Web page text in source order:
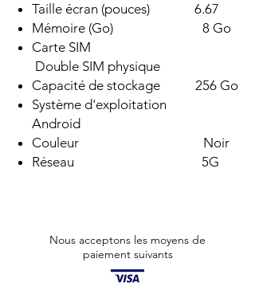
Taille écran (pouces) 6.67
Mémoire (Go) 8 Go
Carte SIM
Double SIM physique
Capacité de stockage 256 Go
Système d'exploitation
Android
Couleur Noir
Réseau 5G
Nous acceptons les moyens de
paiement suivants